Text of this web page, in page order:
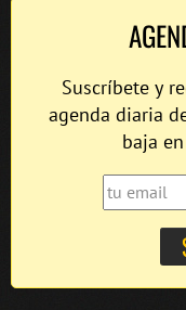
Suscríbete y
agenda diaria
baja